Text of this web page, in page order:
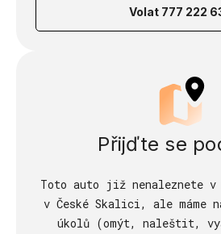
Volat 777 222
Přijďte se
Toto auto již nenaleznete v
v České Skalici, ale máme
úkolů (omýt, naleštit,